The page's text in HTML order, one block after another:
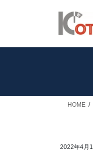
HOME
2022年4月1